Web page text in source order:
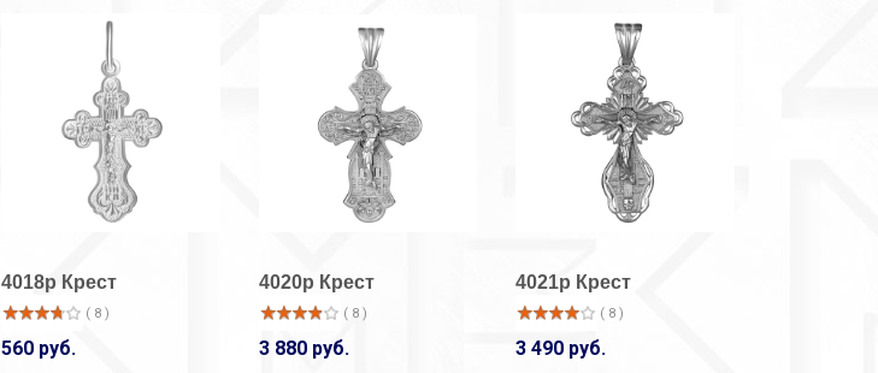
4018р Крест
( 8 )
560 руб.
4020р Крест
( 8 )
3 880 руб.
4021р Крест
( 8 )
3 490 руб.